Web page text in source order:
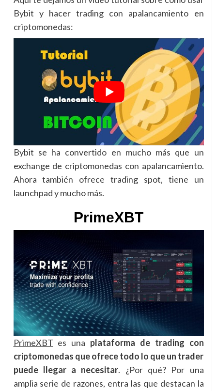
Bybit y hacer trading con apalancamiento en
criptomonedas:
Bybit se ha convertido en mucho más que un
exchange de criptomonedas con apalancamiento.
Ahora también ofrece trading spot, tiene un
launchpad y mucho más.
PrimeXBT
PrimeXBT es una plataforma de trading con
criptomonedas que ofrece todo lo que un trader
puede llegar a necesitar. ¿Por qué? Por una
amplia serie de razones, entra las que destacan la